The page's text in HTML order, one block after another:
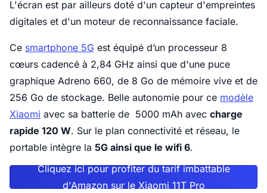
L'écran est par ailleurs doté d'un capteur d'empreintes
digitales et d'un moteur de reconnaissance faciale.
Ce smartphone 5G est équipé d’un processeur 8
cœurs cadencé à 2,84 GHz ainsi que d'une puce
graphique Adreno 660, de 8 Go de mémoire vive et de
256 Go de stockage. Belle autonomie pour ce modèle
Xiaomi avec sa batterie de 5000 mAh avec charge
rapide 120 W. Sur le plan connectivité et réseau, le
portable intègre la 5G ainsi que le wifi 6.
Cliquez ici pour profiter du tarif imbattable
d'Amazon sur le Xiaomi 11T Pro